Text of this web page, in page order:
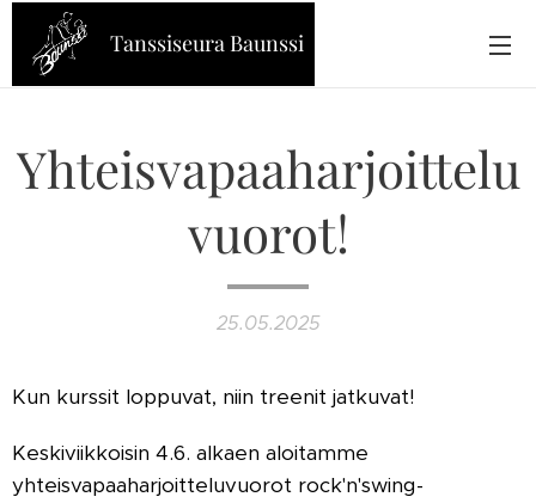
Tanssiseura Baunssi
Yhteisvapaaharjoittelu
vuorot!
25.05.2025
Kun kurssit loppuvat, niin treenit jatkuvat!
Keskiviikkoisin 4.6. alkaen aloitamme
yhteisvapaaharjoitteluvuorot rock'n'swing-